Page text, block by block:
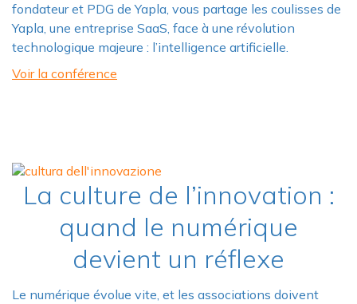
fondateur et PDG de Yapla, vous partage les coulisses de
Yapla, une entreprise SaaS, face à une révolution
technologique majeure : l’intelligence artificielle.
Voir la conférence
La culture de l’innovation :
quand le numérique
devient un réflexe
Le numérique évolue vite, et les associations doivent